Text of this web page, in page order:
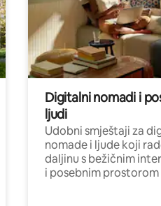
Digitalni nomadi i
ljudi
Udobni smještaji za
nomade i ljude koji
daljinu s bežičnim
i posebnim prostorom